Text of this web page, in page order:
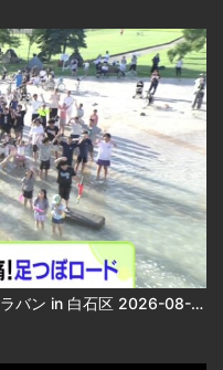
絶品BBQで夏を満喫！ 札幌10区キャラバン in 白石区 2026-08-06